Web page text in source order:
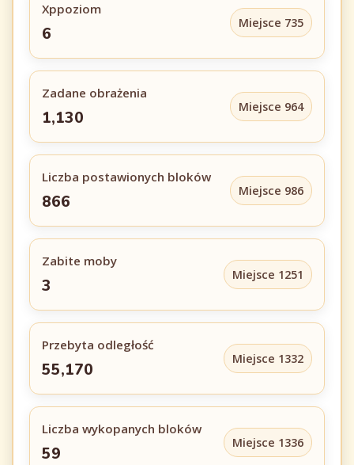
Xppoziom
6
Miejsce 735
Zadane obrażenia
1,130
Miejsce 964
Liczba postawionych bloków
866
Miejsce 986
Zabite moby
3
Miejsce 1251
Przebyta odległość
55,170
Miejsce 1332
Liczba wykopanych bloków
59
Miejsce 1336